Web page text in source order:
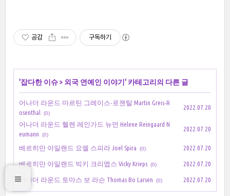
공감 구독하기
'잡다한 이슈> 외국 연예인 이야기 ' 카테고리의 다른 글
어나더 라운드 마르틴 그레이스-로젠탈 Martin Greis-R
osenthal
(0)
2022.07.20
어나더 라운드 헬렌 레인가드 뉴먼 Helene Reingaard N
eumann
(0)
2022.07.20
베르히만 아일랜드 요엘 스피라 Joel Spira (0) 2022.07.20
베르히만 아일랜드 빅키 크리엡스 Vicky Krieps (0) 2022.07.20
어나더 라운드 토마스 보 라슨 Thomas Bo Larsen (0) 2022.07.20